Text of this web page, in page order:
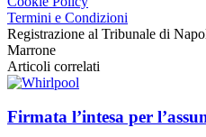
Termini e Condizioni
Registrazione al Tribunale di
Marrone
Articoli correlati
Firmata l’intesa per